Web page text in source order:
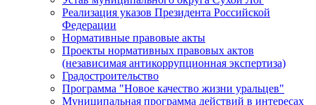
Реализация указов Президента Российской
Федерации
Нормативные правовые акты
Проекты нормативных правовых актов
(независимая антикоррупционная экспертиза)
Градостроительство
Программа "Новое качество жизни уральцев"
Муниципальная программа действий в интересах